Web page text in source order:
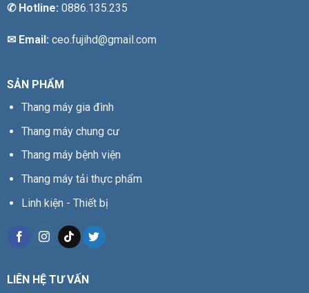
✆Hotline: 0886.135.235
✉ Email: ceo.fujihd@gmail.com
SẢN PHẨM
Thang máy gia đình
Thang máy chung cư
Thang máy bệnh viện
Thang máy tải thực phẩm
Linh kiện - Thiết bị
LIÊN HỆ TƯ VẤN